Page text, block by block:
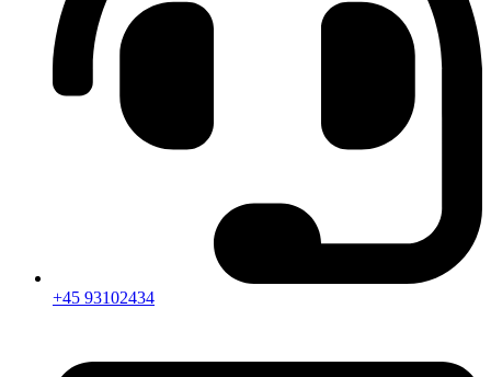
+45 93102434